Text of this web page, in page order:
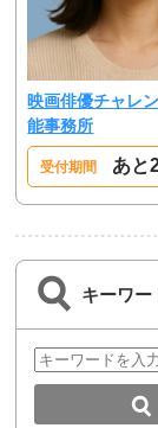
映画俳優チャレ
能事務所
受付期間 あと
キーワー